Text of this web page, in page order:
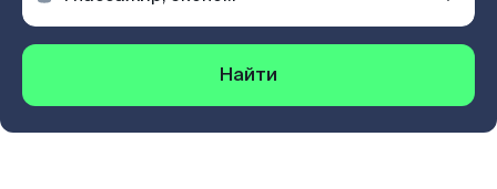
Найти